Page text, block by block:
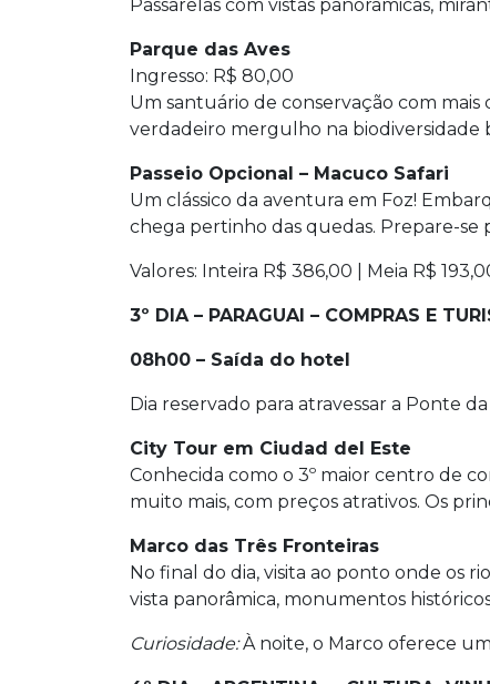
Passarelas com vistas panorâmicas,
Parque das Aves
Ingresso: R$ 80,00
Um santuário de conservação com mais
verdadeiro mergulho na biodiversidade
Passeio Opcional – Macuco Safari
Um clássico da aventura em Foz!
chega pertinho das quedas. Prepare-se
Valores: Inteira R$ 386,00 | Meia R$
3º DIA – PARAGUAI – COMPRAS E
08h00 – Saída do hotel
Dia reservado para atravessar a Ponte
City Tour em Ciudad del Este
Conhecida como o 3º maior centro de
muito mais, com preços atrativos. Os
Marco das Três Fronteiras
No final do dia, visita ao ponto onde os
vista panorâmica, monumentos
Curiosidade:À noite, o Marco oferece